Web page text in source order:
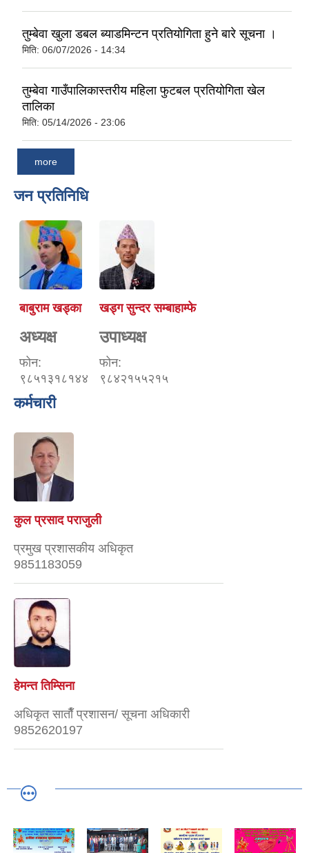
तुम्बेवा खुला डबल ब्याडमिन्टन प्रतियोगिता हुने बारे सूचना ।
मिति: 06/07/2026 - 14:34
तुम्बेवा गाउँपालिकास्तरीय महिला फुटबल प्रतियोगिता खेल
तालिका
मिति: 05/14/2026 - 23:06
more
जन प्रतिनिधि
बाबुराम खड्का
अध्यक्ष
फोन:
९८५१३१८१४४
खड्ग सुन्दर सम्बाहाम्फे
उपाध्यक्ष
फोन:
९८४२१५५२१५
कर्मचारी
कुल प्रसाद पराजुली
प्रमुख प्रशासकीय अधिकृत
9851183059
हेमन्त तिम्सिना
अधिकृत साताैँ प्रशासन/ सूचना अधिकारी
9852620197